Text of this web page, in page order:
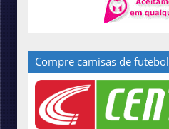
Compre camisas de futebol